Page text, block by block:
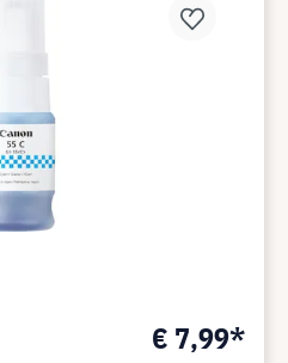
€ 7,99*